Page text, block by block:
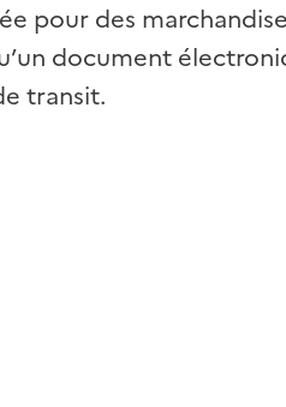
pour des
document
transit.